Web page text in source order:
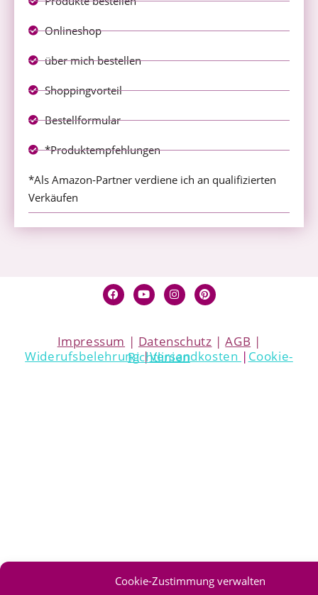
Cookie-Zustimmung verwalten
Onlineshop
über mich bestellen
Shoppingvorteil
Bestellformular
*Produktempfehlungen
*Als Amazon-Partner verdiene ich an qualifizierten
Verkäufen
Impressum | Datenschutz |AGB |
Widerufsbelehrung|Versandkosten |
Cookie-Richtlinien